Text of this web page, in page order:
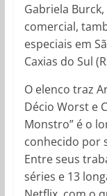
Gabriela
comercial,
especiais em
Caxias do Sul
O elenco traz
Décio Worst e
Monstro” é o
conhecido por
Entre seus
séries e 13